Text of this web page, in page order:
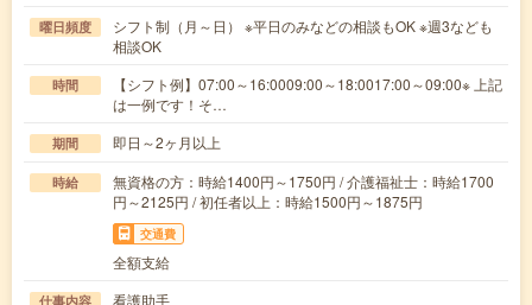
曜日頻度
シフト制（月～日） ※平日のみなどの相談もOK ※週3なども
相談OK
時間
【シフト例】07:00～16:0009:00～18:0017:00～09:00※ 上記
は一例です！そ…
期間 即日～2ヶ月以上
時給
無資格の方：時給1400円～1750円 / 介護福祉士：時給1700
円～2125円 / 初任者以上：時給1500円～1875円
交通費
全額支給
仕事内容 看護助手